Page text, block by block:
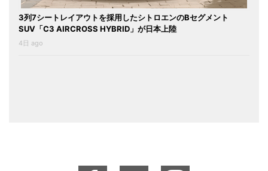
3列7シートレイアウトを採用したシトロエンのBセグメント
SUV「C3 AIRCROSS HYBRID」が日本上陸
4日 ago